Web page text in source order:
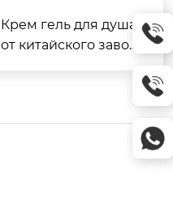
Крем гель для душа
от китайского завод